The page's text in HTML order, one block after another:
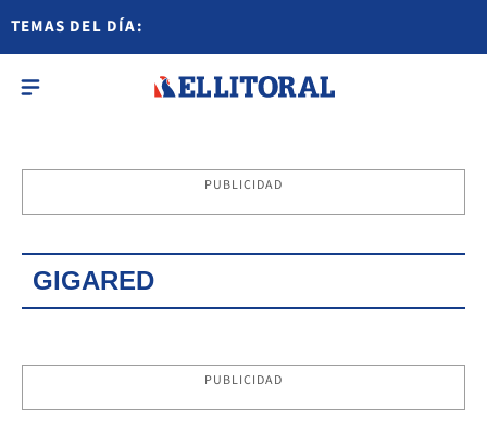
TEMAS DEL DÍA:
PUBLICIDAD
GIGARED
PUBLICIDAD